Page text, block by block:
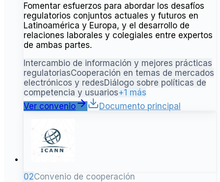
Fomentar esfuerzos para abordar los desafíos
regulatorios conjuntos actuales y futuros en
Latinoamérica y Europa, y el desarrollo de
relaciones laborales y colegiales entre expertos
de ambas partes.
Intercambio de información y mejores prácticas
regulatoriasCooperación en temas de mercados
electrónicos y redesDiálogo sobre políticas de
competencia y usuarios+1 más
Ver convenio
Documento principal
02Convenio de cooperación